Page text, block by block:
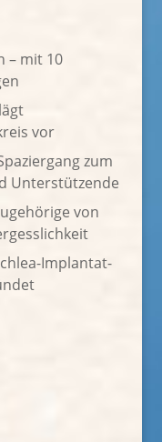
– mit 10
vor
zum
Unterstützende
von
Implantat-